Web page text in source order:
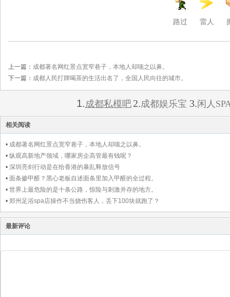
路过 雷人
上一篇： 成都著名网红景点宽窄巷子，本地人却嗤之以鼻。
下一篇： 成都人民打牌喝茶的生活出名了，全国人民向往的城市。
1.成都私模吧 2.成都娱乐宝 3.闲人
相关阅读
• 成都著名网红景点宽窄巷子，本地人却嗤之以鼻。
• 纵观高新地产领域，哪家房企高管最有钱呢？
• 深圳亮剑行动是在给香港的暴乱释放信号
• 面条掺甲醛？黑心老板自述面条里加入甲醛的全过程。
• 世界上最危险的是十条公路，惊险与刺激并存的地方。
• 郑州足浴spa店操作不当烧伤客人，丢下100块就跑了？
最新评论